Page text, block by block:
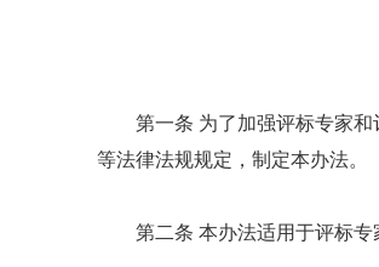
第一条 为了加强评标专家
等法律法规规定，制定本办法。
第二条 本办法适用于评标